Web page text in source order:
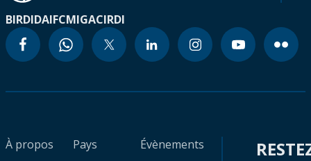
BIRDIDAIFCMIGACIRDI
À propos
Pays
Évènements